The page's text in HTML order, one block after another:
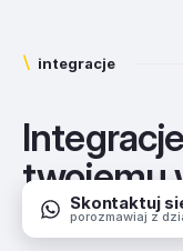
Skontaktuj
porozmawiaj z
\ integracje
twojemu
rosnąć